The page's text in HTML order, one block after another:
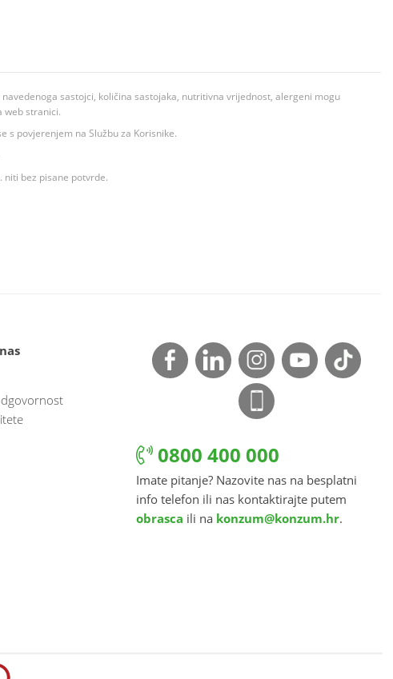
sastojci, količina sastojaka, nutritivna vrijednost, alergeni mogu
web stranici.
s povjerenjem na Službu za Korisnike.
niti bez pisane potvrde.
0800 400 000
Imate pitanje? Nazovite nas na besplatni
info telefon ili nas kontaktirajte putem
obrasca ili na konzum@konzum.hr.